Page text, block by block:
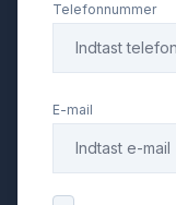
Telefonnummer
E-mail